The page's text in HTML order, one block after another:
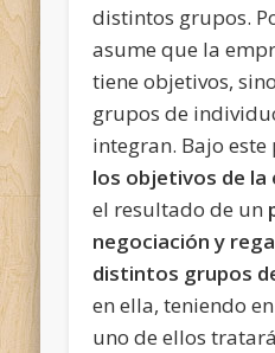
distintos grupos.
asume que la
tiene objetivos,
grupos de
integran. Bajo
los objetivos de la
el resultado de un
negociación y
distintos grupos
en ella, teniendo
uno de ellos